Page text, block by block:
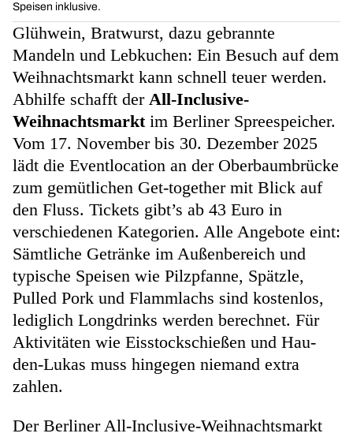
Speisen inklusive.
Glühwein, Bratwurst, dazu gebrannte
Mandeln und Lebkuchen: Ein Besuch auf dem
Weihnachtsmarkt kann schnell teuer werden.
Abhilfe schafft der All-Inclusive-
Weihnachtsmarkt im Berliner Spreespeicher.
Vom 17. November bis 30. Dezember 2025
lädt die Eventlocation an der Oberbaumbrücke
zum gemütlichen Get-together mit Blick auf
den Fluss. Tickets gibt’s ab 43 Euro in
verschiedenen Kategorien. Alle Angebote eint:
Sämtliche Getränke im Außenbereich und
typische Speisen wie Pilzpfanne, Spätzle,
Pulled Pork und Flammlachs sind kostenlos,
lediglich Longdrinks werden berechnet. Für
Aktivitäten wie Eisstockschießen und Hau-
den-Lukas muss hingegen niemand extra
zahlen.
Der Berliner All-Inclusive-Weihnachtsmarkt